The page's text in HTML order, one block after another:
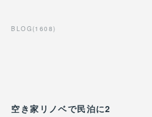
BLOG (1608)
空き家リノベで民泊に2